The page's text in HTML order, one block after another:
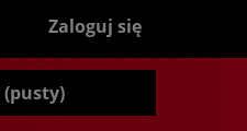
Zaloguj się
(pusty)